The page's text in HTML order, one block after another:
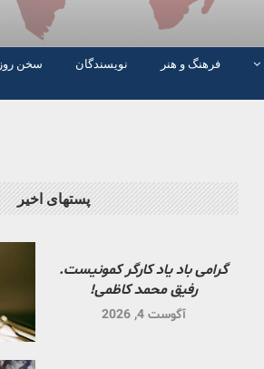
فرهنگ و هنر نویسندگان
سخن روز
پستهای اخیر
گرامی باد یاد کارگر کمونیست.
رفیق محمد کاظمی!
آگوست 4, 2026